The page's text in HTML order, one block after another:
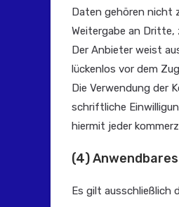
Daten gehören nicht
Weitergabe an
Der Anbieter weist
lückenlos vor dem
Die Verwendung der
schriftliche
hiermit jeder
(4)
Es gilt ausschließlich